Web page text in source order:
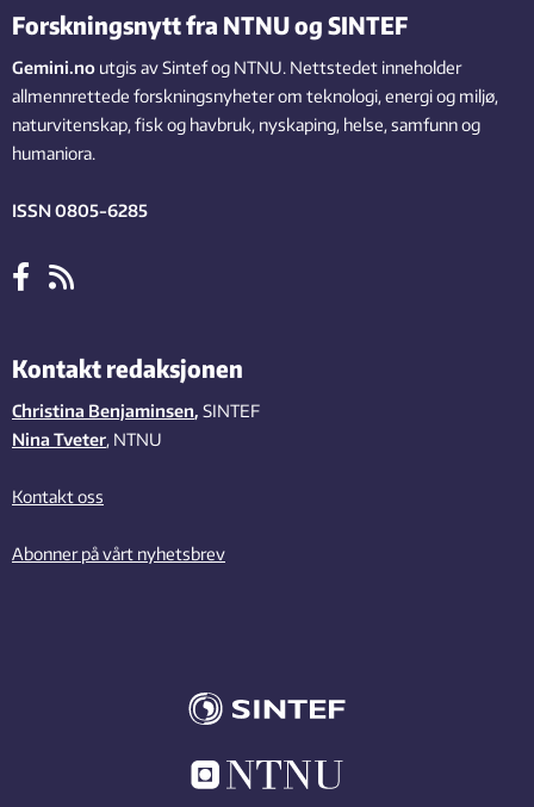
Forskningsnytt fra NTNU og SINTEF
Gemini.no utgis av Sintef og NTNU. Nettstedet inneholder
allmennrettede forskningsnyheter om teknologi, energi og miljø,
naturvitenskap, fisk og havbruk, nyskaping, helse, samfunn og
humaniora.
ISSN 0805-6285
Kontakt redaksjonen
Christina Benjaminsen, SINTEF
Nina Tveter, NTNU
Kontakt oss
Abonner på vårt nyhetsbrev